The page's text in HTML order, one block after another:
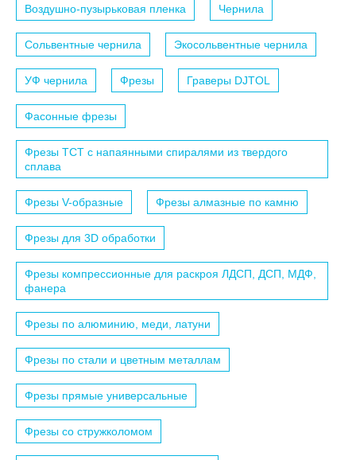
Воздушно-пузырьковая пленка Чернила
Сольвентные чернила Экосольвентные чернила
УФ чернила Фрезы Граверы DJTOL
Фасонные фрезы
Фрезы TCT с напаянными спиралями из твердого
сплава
Фрезы V-образные Фрезы алмазные по камню
Фрезы для 3D обработки
Фрезы компрессионные для раскроя ЛДСП, ДСП, МДФ,
фанера
Фрезы по алюминию, меди, латуни
Фрезы по стали и цветным металлам
Фрезы прямые универсальные
Фрезы со стружколомом